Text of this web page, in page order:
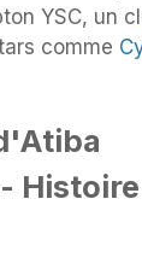
YSC, un
comme